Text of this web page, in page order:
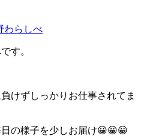
わらしべ
す。
けずしっかりお仕事されてま
の様子を少しお届け😀😀😀